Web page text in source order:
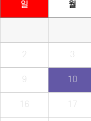
일 월
2 3
9 10
16 17